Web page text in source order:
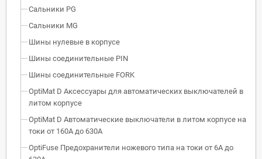
Сальники PG
Сальники MG
Шины нулевые в корпусе
Шины соединительные PIN
Шины соединительные FORK
OptiMat D Аксессуары для автоматических выключателей в
литом корпусе
OptiMat D Автоматические выключатели в литом корпусе на
токи от 160А до 630А
OptiFuse Предохранители ножевого типа на токи от 6А до